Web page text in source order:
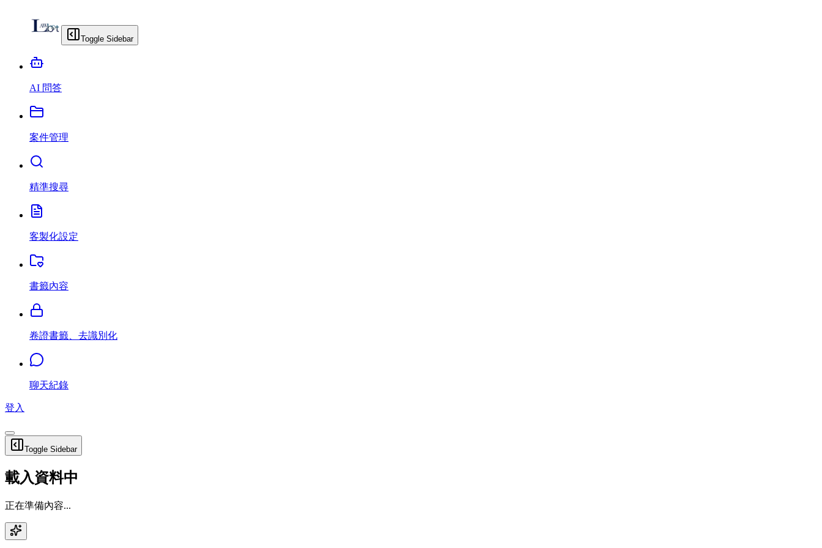
Toggle Sidebar
AI 問答
案件管理
精準搜尋
客製化設定
書籤內容
卷證書籤、去識別化
聊天紀錄
登入
Toggle Sidebar
載入資料中
正在準備內容...